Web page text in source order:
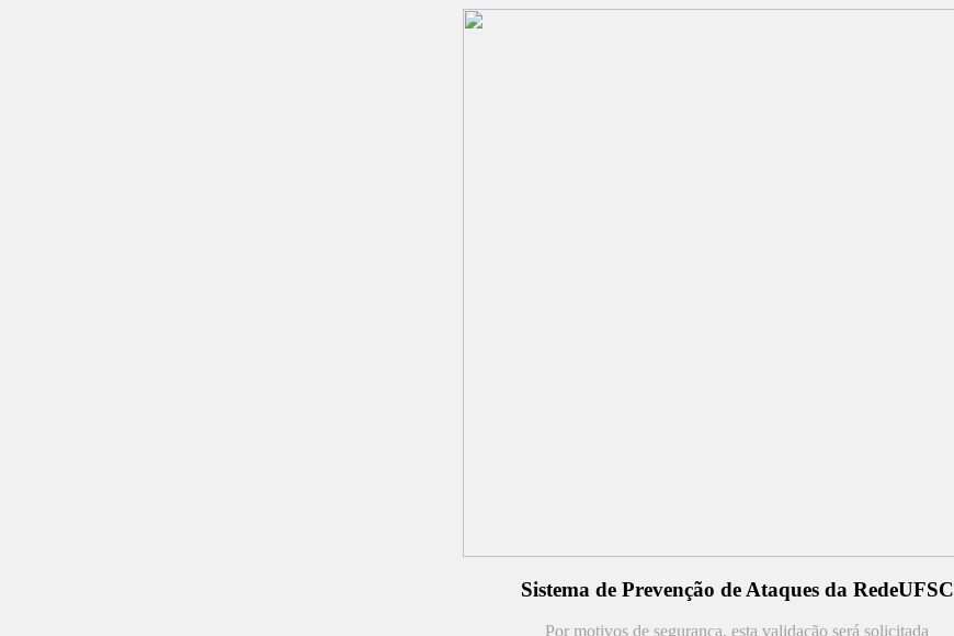
Sistema de Prevenção de Ataques da RedeUFSC
Por motivos de segurança, esta validação será solicitada